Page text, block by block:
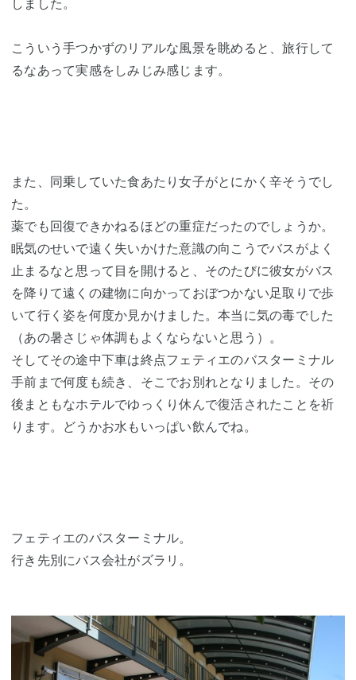
しました。
こういう手つかずのリアルな風景を眺めると、旅行して
るなあって実感をしみじみ感じます。
また、同乗していた食あたり女子がとにかく辛そうでし
た。
薬でも回復できかねるほどの重症だったのでしょうか。
眠気のせいで遠く失いかけた意識の向こうでバスがよく
止まるなと思って目を開けると、そのたびに彼女がバス
を降りて遠くの建物に向かっておぼつかない足取りで歩
いて行く姿を何度か見かけました。本当に気の毒でした
（あの暑さじゃ体調もよくならないと思う）。
そしてその途中下車は終点フェティエのバスターミナル
手前まで何度も続き、そこでお別れとなりました。その
後まともなホテルでゆっくり休んで復活されたことを祈
ります。どうかお水もいっぱい飲んでね。
フェティエのバスターミナル。
行き先別にバス会社がズラリ。